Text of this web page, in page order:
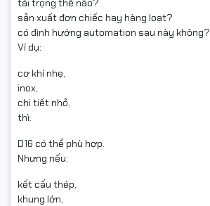
tải trọng thế nào?
sản xuất đơn chiếc hay hàng loạt?
có định hướng automation sau này không?
Ví dụ:
cơ khí nhẹ,
inox,
chi tiết nhỏ,
thì:
D16 có thể phù hợp.
Nhưng nếu:
kết cấu thép,
khung lớn,